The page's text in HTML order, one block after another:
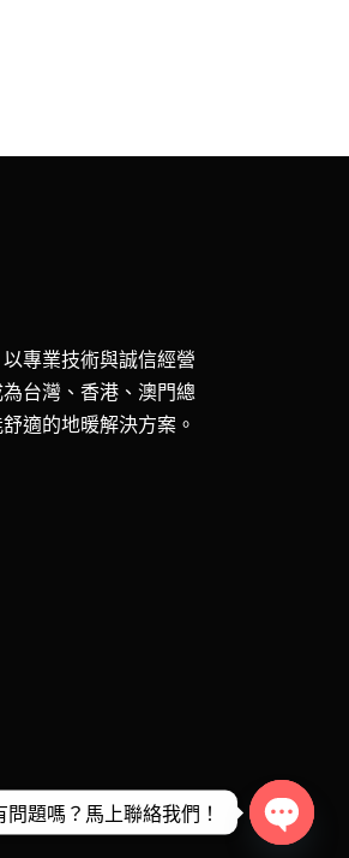
專業技術與誠信經營
台灣、香港、澳門總
適的地暖解決方案。
問題嗎？馬上聯絡我們！
Open